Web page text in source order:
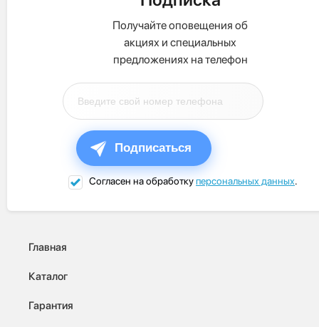
Получайте оповещения об
акциях и специальных
предложениях на телефон
Подписаться
Согласен на обработкуперсональных данных.
Главная
Каталог
Гарантия